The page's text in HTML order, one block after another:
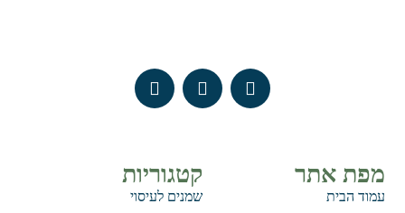
מפת אתר
עמוד הבית
קטגוריות
שמנים לעיסוי